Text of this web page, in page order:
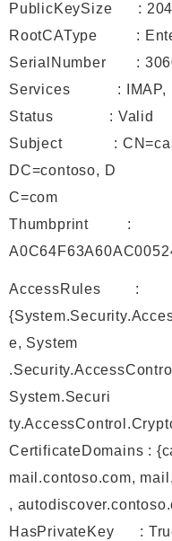
PublicKeySize :
RootCAType :
SerialNumber :
Services : IMAP,
Status : Valid
Subject :
DC=contoso, D
C=com
Thumbprint :
AccessRules :
e, System
System.Securi
CertificateDomains :
mail.contoso.com,
,
HasPrivateKey :